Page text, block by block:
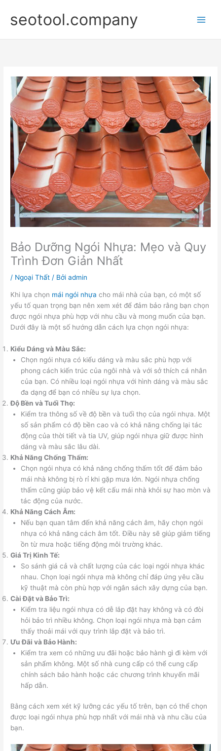
dung
seotool.company
Bảo Dưỡng Ngói Nhựa: Mẹo và Quy
Trình Đơn Giản Nhất
/ Ngoại Thất / Bởiadmin
Khi lựa chọn mái ngói nhựa cho mái nhà của bạn, có một số
yếu tố quan trọng bạn nên xem xét để đảm bảo rằng bạn chọn
được ngói nhựa phù hợp với nhu cầu và mong muốn của bạn.
Dưới đây là một số hướng dẫn cách lựa chọn ngói nhựa:
Kiểu Dáng và Màu Sắc:
Chọn ngói nhựa có kiểu dáng và màu sắc phù hợp với
phong cách kiến trúc của ngôi nhà và với sở thích cá nhân
của bạn. Có nhiều loại ngói nhựa với hình dáng và màu sắc
đa dạng để bạn có nhiều sự lựa chọn.
Độ Bền và Tuổi Thọ:
Kiểm tra thông số về độ bền và tuổi thọ của ngói nhựa. Một
số sản phẩm có độ bền cao và có khả năng chống lại tác
động của thời tiết và tia UV, giúp ngói nhựa giữ được hình
dáng và màu sắc lâu dài.
Khả Năng Chống Thấm:
Chọn ngói nhựa có khả năng chống thấm tốt để đảm bảo
mái nhà không bị rò rỉ khi gặp mưa lớn. Ngói nhựa chống
thấm cũng giúp bảo vệ kết cấu mái nhà khỏi sự hao mòn và
tác động của nước.
Khả Năng Cách Âm:
Nếu bạn quan tâm đến khả năng cách âm, hãy chọn ngói
nhựa có khả năng cách âm tốt. Điều này sẽ giúp giảm tiếng
ồn từ mưa hoặc tiếng động môi trường khác.
Giá Trị Kinh Tế:
So sánh giá cả và chất lượng của các loại ngói nhựa khác
nhau. Chọn loại ngói nhựa mà không chỉ đáp ứng yêu cầu
kỹ thuật mà còn phù hợp với ngân sách xây dựng của bạn.
Cài Đặt và Bảo Trì:
Kiểm tra liệu ngói nhựa có dễ lắp đặt hay không và có đòi
hỏi bảo trì nhiều không. Chọn loại ngói nhựa mà bạn cảm
thấy thoải mái với quy trình lắp đặt và bảo trì.
Ưu Đãi và Bảo Hành:
Kiểm tra xem có những ưu đãi hoặc bảo hành gì đi kèm với
sản phẩm không. Một số nhà cung cấp có thể cung cấp
chính sách bảo hành hoặc các chương trình khuyến mãi
hấp dẫn.
Bằng cách xem xét kỹ lưỡng các yếu tố trên, bạn có thể chọn
được loại ngói nhựa phù hợp nhất với mái nhà và nhu cầu của
bạn.